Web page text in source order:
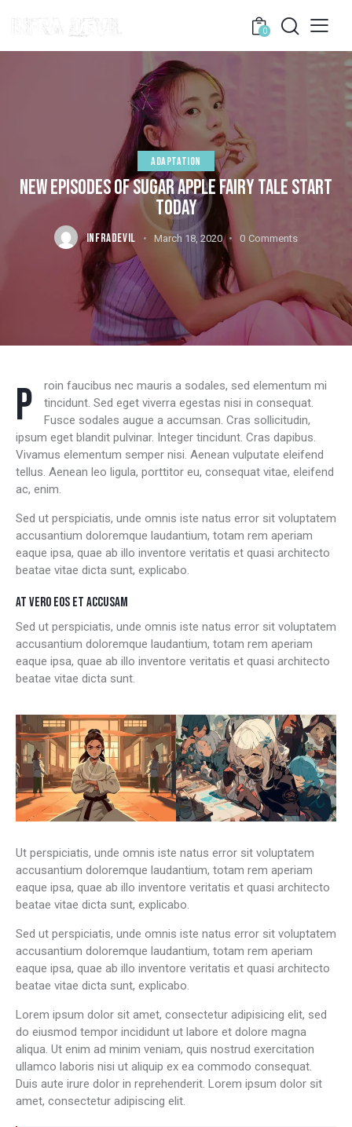
0
ADAPTATION
NEW EPISODES OF SUGAR APPLE FAIRY TALE START
TODAY
INFRADEVIL March 18, 2020 0 Comments
Proin faucibus nec mauris a sodales, sed elementum mi
tincidunt. Sed eget viverra egestas nisi in consequat.
Fusce sodales augue a accumsan. Cras sollicitudin,
ipsum eget blandit pulvinar. Integer tincidunt. Cras dapibus.
Vivamus elementum semper nisi. Aenean vulputate eleifend
tellus. Aenean leo ligula, porttitor eu, consequat vitae, eleifend
ac, enim.
Sed ut perspiciatis, unde omnis iste natus error sit voluptatem
accusantium doloremque laudantium, totam rem aperiam
eaque ipsa, quae ab illo inventore veritatis et quasi architecto
beatae vitae dicta sunt, explicabo.
AT VERO EOS ET ACCUSAM
Sed ut perspiciatis, unde omnis iste natus error sit voluptatem
accusantium doloremque laudantium, totam rem aperiam
eaque ipsa, quae ab illo inventore veritatis et quasi architecto
beatae vitae dicta sunt.
Ut perspiciatis, unde omnis iste natus error sit voluptatem
accusantium doloremque laudantium, totam rem aperiam
eaque ipsa, quae ab illo inventore veritatis et quasi architecto
beatae vitae dicta sunt, explicabo.
Sed ut perspiciatis, unde omnis iste natus error sit voluptatem
accusantium doloremque laudantium, totam rem aperiam
eaque ipsa, quae ab illo inventore veritatis et quasi architecto
beatae vitae dicta sunt, explicabo.
Lorem ipsum dolor sit amet, consectetur adipisicing elit, sed
do eiusmod tempor incididunt ut labore et dolore magna
aliqua. Ut enim ad minim veniam, quis nostrud exercitation
ullamco laboris nisi ut aliquip ex ea commodo consequat.
Duis aute irure dolor in reprehenderit. Lorem ipsum dolor sit
amet, consectetur adipiscing elit.